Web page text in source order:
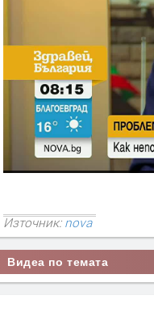
Източник:nova
Видеа по темата